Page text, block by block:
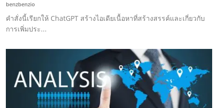
benzbenzio
คำสั่งนี้เรียกให้ ChatGPT สร้างไอเดียเนื้อหาที่สร้างสรรค์และเกี่ยวกับ
การเพิ่มประ...